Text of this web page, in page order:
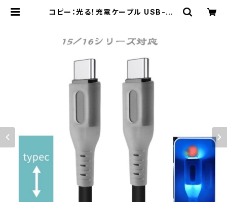
コピー：光る！充電ケーブル USB-C t
| Kinshuu